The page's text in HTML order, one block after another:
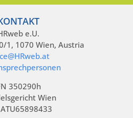
e.U.
1, 1070 Wien, Austria
350290h
Wien